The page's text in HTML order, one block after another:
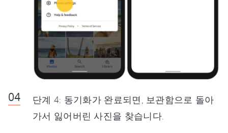
단계 4: 동기화가 완료되면, 보관함으로 돌아
가서 잃어버린 사진을 찾습니다.